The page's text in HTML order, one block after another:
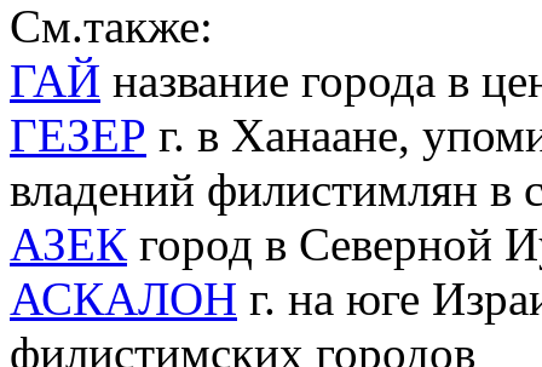
См.также:
ГАЙ название города в
ГЕЗЕР г. в Ханаане,
владений филистимлян в
АЗЕК город в Северной
АСКАЛОН г. на юге
филистимских городов